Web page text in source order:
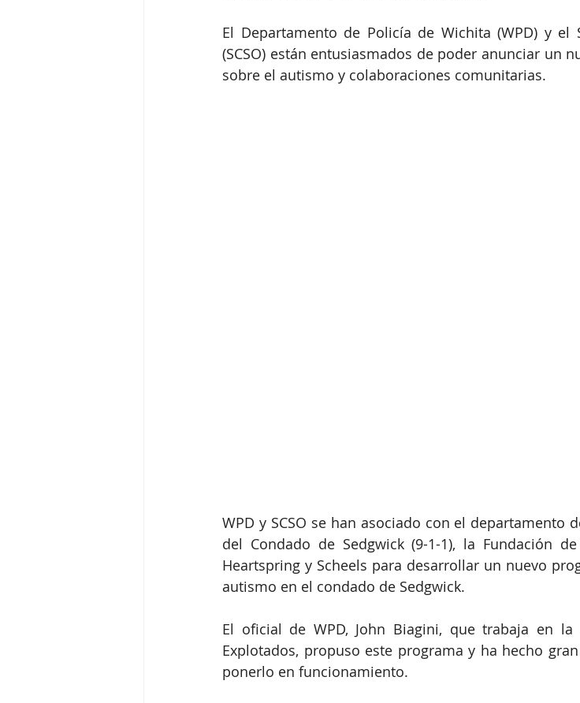
El Departamento de Policía de Wichita (WPD) y el
(SCSO) están entusiasmados de poder anunciar un
sobre el autismo y colaboraciones comunitarias.
WPD y SCSO se han asociado con el departamento
del Condado de Sedgwick (9-1-1), la Fundación
Heartspring y Scheels para desarrollar un nuevo
autismo en el condado de Sedgwick.
El oficial de WPD, John Biagini, que trabaja en la
Explotados, propuso este programa y ha hecho
ponerlo en funcionamiento.